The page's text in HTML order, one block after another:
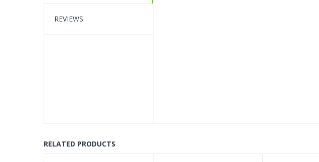
REVIEWS
RELATED PRODUCTS